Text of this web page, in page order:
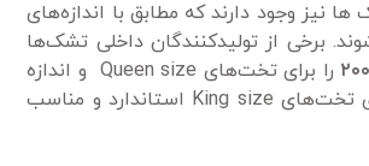
نیز وجود دارند که مطابق با اندازه‌های
برخی از تولیدکنندگان داخلی تشک‌ها
را برای تخت‌های Queen size و اندازه
را برای تخت‌های King size استاندارد و مناسب